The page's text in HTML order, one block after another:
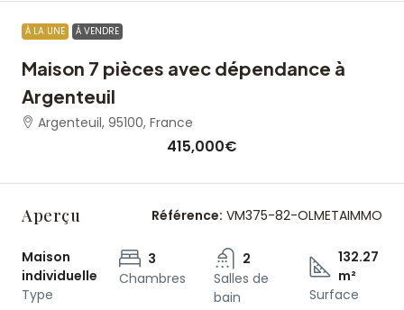
À LA UNE À VENDRE
Maison 7 pièces avec dépendance à
Argenteuil
Argenteuil, 95100, France
415,000€
Aperçu Référence: VM375-82-OLMETAIMMO
Maison
individuelle
Type
3
Chambres
2
Salles de
bain
132.27
m²
Surface